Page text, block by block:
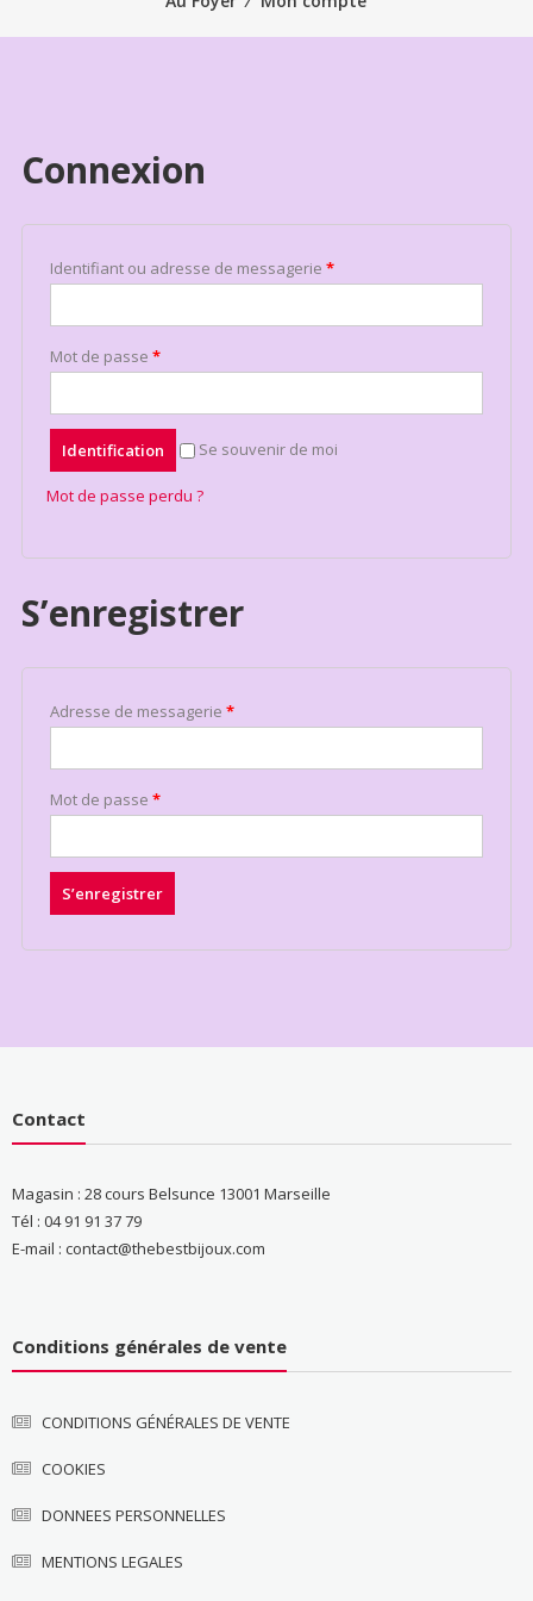
Connexion
Identifiant ou adresse de messagerie *
Mot de passe *
Identification Se souvenir de moi
Mot de passe perdu ?
S’enregistrer
Adresse de messagerie *
Mot de passe *
S’enregistrer
Contact
Magasin : 28 cours Belsunce 13001 Marseille
Tél : 04 91 91 37 79
E-mail : contact@thebestbijoux.com
Conditions générales de vente
CONDITIONS GÉNÉRALES DE VENTE
COOKIES
DONNEES PERSONNELLES
MENTIONS LEGALES